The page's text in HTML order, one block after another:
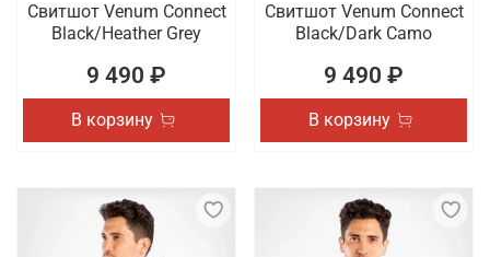
Свитшот Venum Connect
Black/Heather Grey
9 490 ₽
В корзину
Свитшот Venum Connect
Black/Dark Camo
9 490 ₽
В корзину